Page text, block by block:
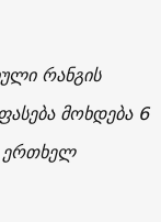
რანგის
მოხდება 6
ერთხელ